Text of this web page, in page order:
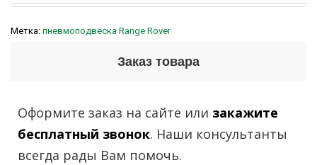
Метка: пневмоподвеска Range Rover
Заказ товара
Оформите заказ на сайте или закажите
бесплатный звонок. Наши консультанты
всегда рады Вам помочь.